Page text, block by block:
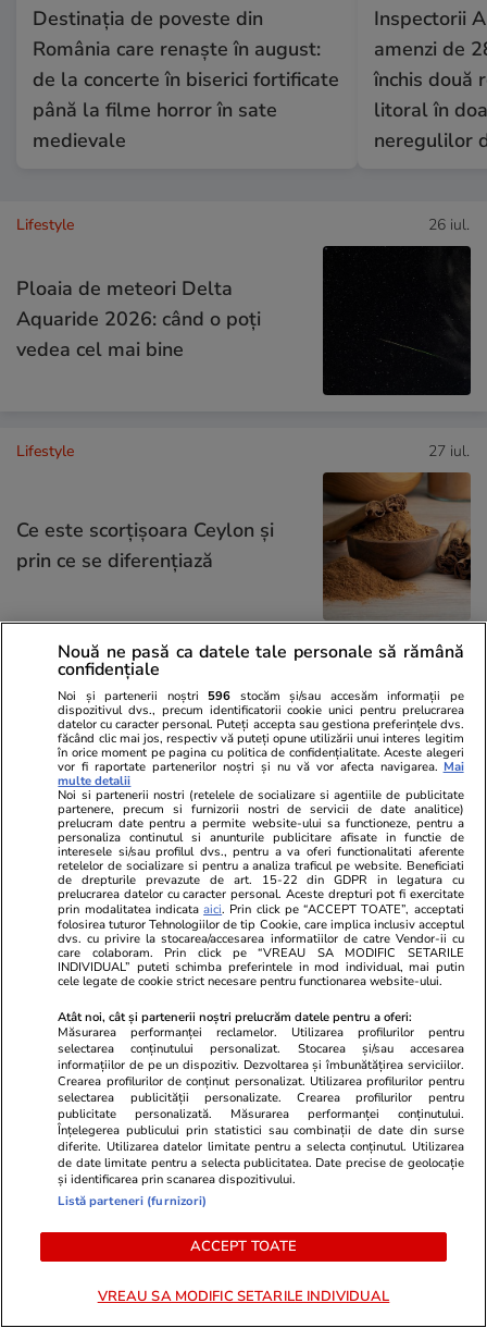
Destinația de poveste din
România care renaște în august:
de la concerte în biserici fortificate
până la filme horror în sate
medievale
Inspectorii
amenzi de
închis două
litoral în
neregulilor
Lifestyle 26 iul.
Ploaia de meteori Delta
Aquaride 2026: când o poți
vedea cel mai bine
Lifestyle 27 iul.
Ce este scorțișoara Ceylon și
prin ce se diferențiază
Tehnologie
De ce curge apă din centrala
termică – motive și soluții. Ce să
nu faci
Lifestyle 22 iul.
La ce se folosește lavanda
uscată în casă
Știri România 11:59
A doua zi de grevă generală în
spitale. Sanitas respinge
explicațiile Guvernului privind
noua lege a salarizării
Nouă ne pasă ca datele tale personale să rămână
confidențiale
Noi și partenerii noștri 596 stocăm și/sau accesăm informații pe
dispozitivul dvs., precum identificatorii cookie unici pentru prelucrarea
datelor cu caracter personal. Puteți accepta sau gestiona preferințele dvs.
făcând clic mai jos, respectiv vă puteți opune utilizării unui interes legitim
în orice moment pe pagina cu politica de confidențialitate. Aceste alegeri
vor fi raportate partenerilor noștri și nu vă vor afecta navigarea. Mai
multe detalii
Noi si partenerii nostri (retelele de socializare si agentiile de publicitate
partenere, precum si furnizorii nostri de servicii de date analitice)
prelucram date pentru a permite website-ului sa functioneze, pentru a
personaliza continutul si anunturile publicitare afisate in functie de
interesele si/sau profilul dvs., pentru a va oferi functionalitati aferente
retelelor de socializare si pentru a analiza traficul pe website. Beneficiati
de drepturile prevazute de art. 15-22 din GDPR in legatura cu
prelucrarea datelor cu caracter personal. Aceste drepturi pot fi exercitate
prin modalitatea indicataaici. Prin click pe “ACCEPT TOATE”, acceptati
folosirea tuturor Tehnologiilor de tip Cookie, care implica inclusiv acceptul
dvs. cu privire la stocarea/accesarea informatiilor de catre Vendor-ii cu
care colaboram. Prin click pe “VREAU SA MODIFIC SETARILE
INDIVIDUAL” puteti schimba preferintele in mod individual, mai putin
cele legate de cookie strict necesare pentru functionarea website-ului.
Atât noi, cât și partenerii noștri prelucrăm datele pentru a oferi:
Măsurarea performanței reclamelor. Utilizarea profilurilor pentru
selectarea conținutului personalizat. Stocarea și/sau accesarea
informațiilor de pe un dispozitiv. Dezvoltarea și îmbunătățirea serviciilor.
Crearea profilurilor de conținut personalizat. Utilizarea profilurilor pentru
selectarea publicității personalizate. Crearea profilurilor pentru
publicitate personalizată. Măsurarea performanței conținutului.
Înțelegerea publicului prin statistici sau combinații de date din surse
diferite. Utilizarea datelor limitate pentru a selecta conținutul. Utilizarea
de date limitate pentru a selecta publicitatea. Date precise de geolocație
și identificarea prin scanarea dispozitivului.
Listă parteneri (furnizori)
ACCEPT TOATE
VREAU SA MODIFIC SETARILE INDIVIDUAL